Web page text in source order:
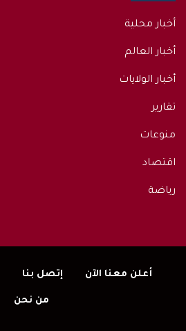
أخبار محلية
أخبار العالم
أخبار الولايات
تقارير
منوعات
اقتصاد
رياضة
أعلن معنا الآن إتصل بنا
من نحن